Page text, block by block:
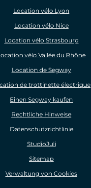
Location vélo Lyon
Location vélo Nice
Location vélo Strasbourg
vélo Vallée du Rhône
Location de Segway
de trottinette électrique
Einen Segway kaufen
Rechtliche Hinweise
Datenschutzrichtlinie
StudioJuli
Sitemap
Verwaltung von Cookies